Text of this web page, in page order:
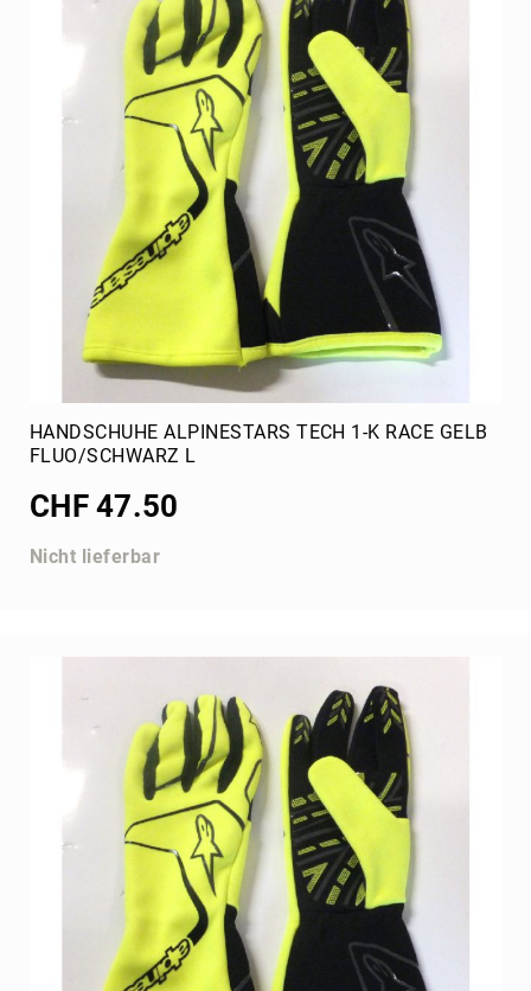
Messgeräte
Kartwagen
Batterien
Wasserpumpe
Schmiermittel
Reiniger
Bremsflüssigkeit
Getriebeoel
HANDSCHUHE ALPINESTARS TECH 1-K RACE GELB
FLUO/SCHWARZ L
CHF 47.50
Nicht lieferbar